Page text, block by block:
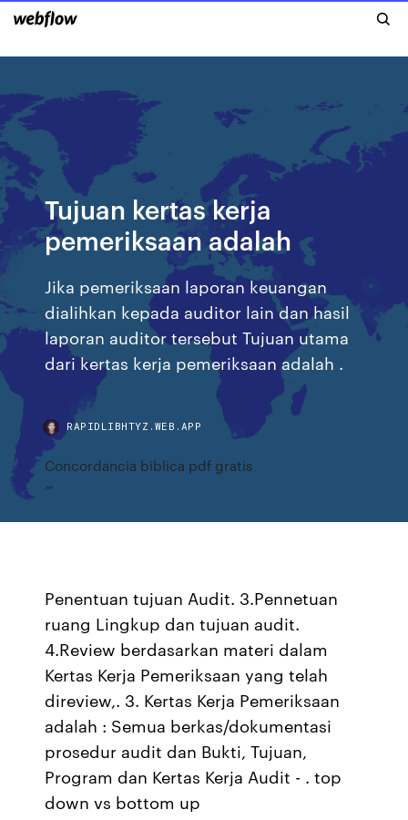
Tujuan kertas kerja
pemeriksaan adalah
Jika pemeriksaan laporan keuangan
dialihkan kepada auditor lain dan hasil
laporan auditor tersebut Tujuan utama
dari kertas kerja pemeriksaan adalah .
RAPIDLIBHTYZ.WEB.APP
Concordancia biblica pdf gratis
Penentuan tujuan Audit. 3.Pennetuan
ruang Lingkup dan tujuan audit.
4.Review berdasarkan materi dalam
Kertas Kerja Pemeriksaan yang telah
direview,. 3. Kertas Kerja Pemeriksaan
adalah : Semua berkas/dokumentasi
prosedur audit dan Bukti, Tujuan,
Program dan Kertas Kerja Audit - . top
down vs bottom up